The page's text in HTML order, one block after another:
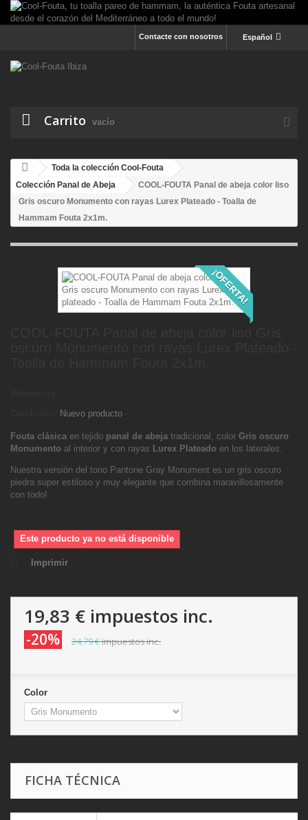
Español
Contacte con nosotros
Carrito vacío
Toda la colección Cool-Fouta
Colección Panal de Abeja
COOL-FOUTA Panal de abeja color liso
Gris oscuro Monumento con rayas Lurex Plateado - Toalla de
Hammam Fouta 2x1m.
¡OFERTA!
Nuevo producto
Fouta clásica en tejido panal de abeja tradicional, color Gris oscuro
Monumento al interior y con rayas Lurex Plateado en los laterales.
Nuestra versión del tono Pantone Gray Monument es un gris oscuro
piedra super estiloso y muy elegante que combina maravillosamente
con todo!
Este producto ya no está disponible
Imprimir
19,83 € impuestos inc.
-20% 24,79 €impuestos inc.
Color
FICHA TÉCNICA